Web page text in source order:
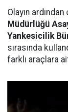
Olayın
Müdürlüğü
Yankesicilik
sırasında
farklı araçlara